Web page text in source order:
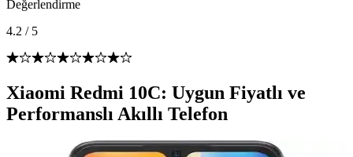
Değerlendirme
4.2 / 5
Xiaomi Redmi 10C: Uygun Fiyatlı ve
Performanslı Akıllı Telefon